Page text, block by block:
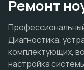
Ремонт
Диагностика,
комплектующих,
настройка